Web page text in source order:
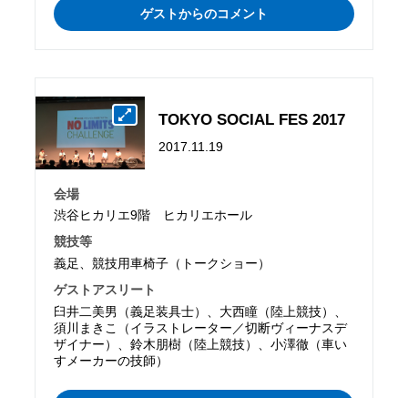
ゲストからのコメント
TOKYO SOCIAL FES 2017
2017.11.19
会場
渋谷ヒカリエ9階 ヒカリエホール
競技等
義足、競技用車椅子（トークショー）
ゲストアスリート
臼井二美男（義足装具士）、大西瞳（陸上競技）、
須川まきこ（イラストレーター／切断ヴィーナスデ
ザイナー）、鈴木朋樹（陸上競技）、小澤徹（車い
すメーカーの技師）